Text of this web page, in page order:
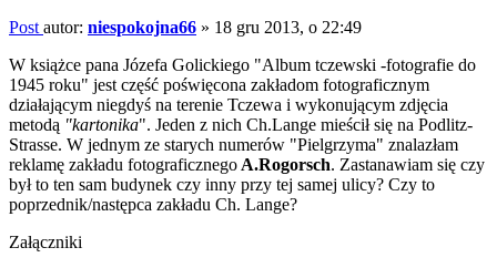
Post autor: niespokojna66 » 18 gru 2013, o 22:49
W książce pana Józefa Golickiego "Album tczewski -fotografie do
1945 roku" jest część poświęcona zakładom fotograficznym
działającym niegdyś na terenie Tczewa i wykonującym zdjęcia
metodą "kartonika". Jeden z nich Ch.Lange mieścił się na Podlitz-
Strasse. W jednym ze starych numerów "Pielgrzyma" znalazłam
reklamę zakładu fotograficznego A.Rogorsch. Zastanawiam się czy
był to ten sam budynek czy inny przy tej samej ulicy? Czy to
poprzednik/następca zakładu Ch. Lange?
Załączniki